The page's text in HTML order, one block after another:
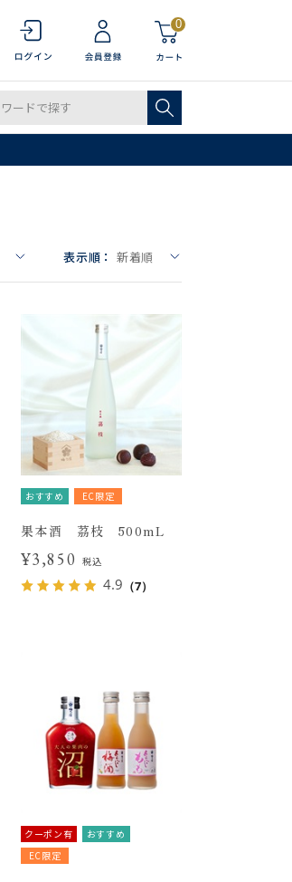
0
表示順： 新着順
おすすめ EC限定
果本酒 茘枝 500mL
¥3,850 税込
4.9 （7）
クーポン有
おすすめ
EC限定